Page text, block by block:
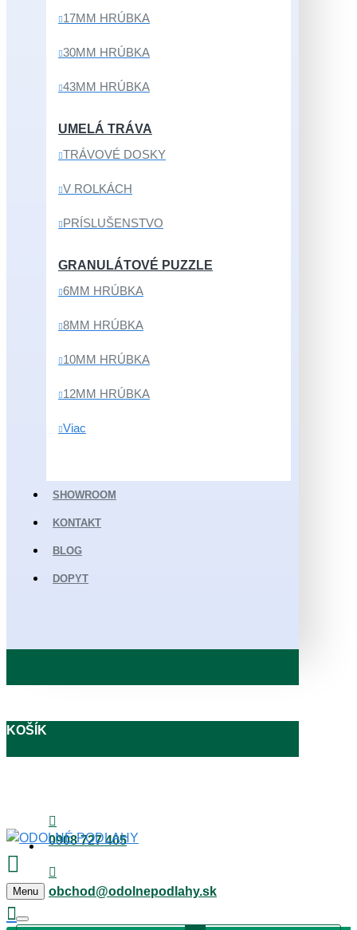
17MM HRÚBKA
30MM HRÚBKA
43MM HRÚBKA
UMELÁ TRÁVA
TRÁVOVÉ DOSKY
V ROLKÁCH
PRÍSLUŠENSTVO
GRANULÁTOVÉ PUZZLE
6MM HRÚBKA
8MM HRÚBKA
10MM HRÚBKA
12MM HRÚBKA
Viac
SHOWROOM
KONTAKT
BLOG
DOPYT
KOŠÍK
0908 727 405
obchod@odolnepodlahy.sk
Menu